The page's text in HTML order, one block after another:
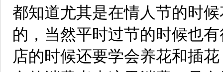
都知道尤其是在情人节的时
的，当然平时过节的时候也
店的时候还要学会养花和插